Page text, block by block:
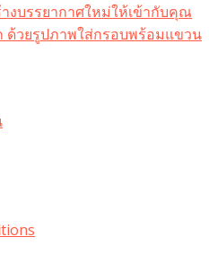
งบรรยากาศใหม่ให้เข้ากับคุณ
ด้วยรูปภาพใส่กรอบพร้อมแขวน​